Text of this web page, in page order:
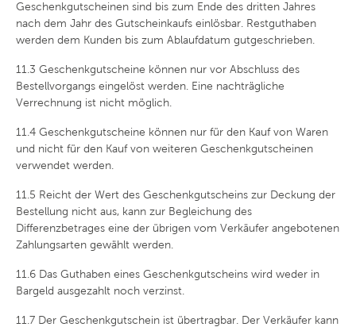
Geschenkgutscheinen sind bis zum Ende des dritten Jahres
nach dem Jahr des Gutscheinkaufs einlösbar. Restguthaben
werden dem Kunden bis zum Ablaufdatum gutgeschrieben.
11.3 Geschenkgutscheine können nur vor Abschluss des
Bestellvorgangs eingelöst werden. Eine nachträgliche
Verrechnung ist nicht möglich.
11.4 Geschenkgutscheine können nur für den Kauf von Waren
und nicht für den Kauf von weiteren Geschenkgutscheinen
verwendet werden.
11.5 Reicht der Wert des Geschenkgutscheins zur Deckung der
Bestellung nicht aus, kann zur Begleichung des
Differenzbetrages eine der übrigen vom Verkäufer angebotenen
Zahlungsarten gewählt werden.
11.6 Das Guthaben eines Geschenkgutscheins wird weder in
Bargeld ausgezahlt noch verzinst.
11.7 Der Geschenkgutschein ist übertragbar. Der Verkäufer kann